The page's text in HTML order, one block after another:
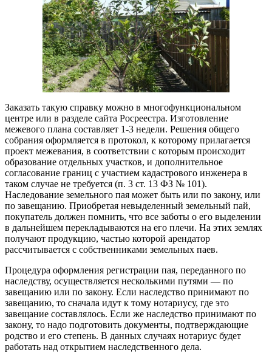
Заказать такую справку можно в многофункциональном
центре или в разделе сайта Росреестра. Изготовление
межевого плана составляет 1-3 недели. Решения общего
собрания оформляется в протокол, к которому прилагается
проект межевания, в соответствии с которым происходит
образование отдельных участков, и дополнительное
согласование границ с участием кадастрового инженера в
таком случае не требуется (п. 3 ст. 13 ФЗ № 101).
Наследование земельного пая может быть или по закону, или
по завещанию. Приобретая невыделенный земельный пай,
покупатель должен помнить, что все заботы о его выделении
в дальнейшем перекладываются на его плечи. На этих землях
получают продукцию, частью которой арендатор
рассчитывается с собственниками земельных паев.
Процедура оформления регистрации пая, переданного по
наследству, осуществляется несколькими путями — по
завещанию или по закону. Если наследство принимают по
завещанию, то сначала идут к тому нотариусу, где это
завещание составлялось. Если же наследство принимают по
закону, то надо подготовить документы, подтверждающие
родство и его степень. В данных случаях нотариус будет
работать над открытием наследственного дела.